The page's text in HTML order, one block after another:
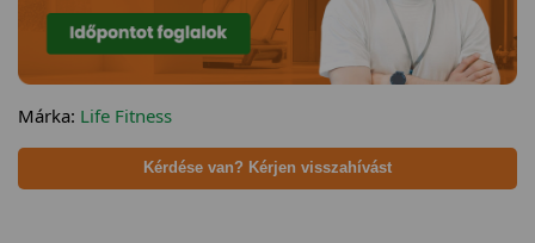
Márka: Life Fitness
Kérdése van? Kérjen visszahívást